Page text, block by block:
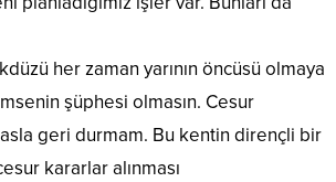
her zaman yarının öncüsü olmaya
şüphesi olmasın. Cesur
geri durmam. Bu kentin dirençli bir
kararlar alınması